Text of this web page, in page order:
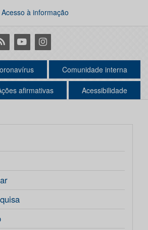
Acesso à informação
YoutubeInstagram
Comunidade interna
afirmativas Acessibilidade